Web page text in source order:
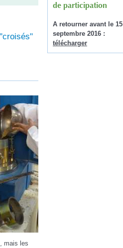
mais les
de participation
A retourner avant le 15
septembre 2016 :
télécharger